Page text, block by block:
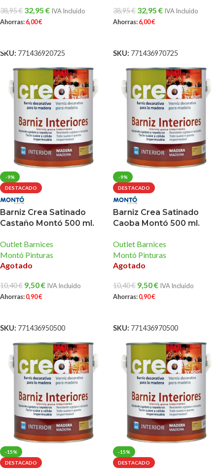
38,95€ 32,95 € IVA Incluido
Ahorras:6,00€
SKU: 771436920725
38,95€ 32,95 € IVA Incluido
Ahorras:6,00€
SKU: 771436970725
-9%
DESTACADO
Barniz Crea Satinado
Castaño Montó 500 ml.
Outlet Barnices
Montó Pinturas
Agotado
10,40€ 9,50€ IVA Incluido
Ahorras:0,90€
SKU: 771436950500
-9%
DESTACADO
Barniz Crea Satinado
Caoba Montó 500 ml.
Outlet Barnices
Montó Pinturas
Agotado
10,40€ 9,50€ IVA Incluido
Ahorras:0,90€
SKU: 771436970500
-15%
DESTACADO
-15%
DESTACADO